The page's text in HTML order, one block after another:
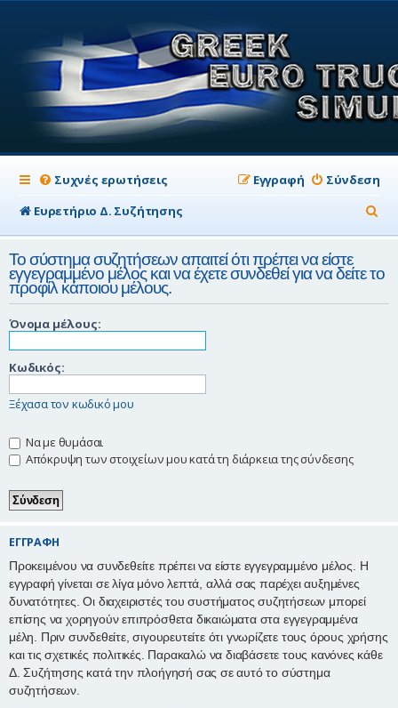
Συχνές ερωτήσεις Σύνδεση
Εγγραφή
Ευρετήριο Δ. Συζήτησης
ν
Το σύστημα συζητήσεων απαιτεί ότι πρέπει να είστε
εγγεγραμμένο μέλος και να έχετε συνδεθεί για να δείτε το
προφίλ κάποιου μέλους.
Όνομα μέλους:
Κωδικός:
Ξέχασα τον κωδικό μου
Να με θυμάσαι
Απόκρυψη των στοιχείων μου κατά τη διάρκεια της σύνδεσης
ΕΓΓΡΑΦΉ
Προκειμένου να συνδεθείτε πρέπει να είστε εγγεγραμμένο μέλος. Η
εγγραφή γίνεται σε λίγα μόνο λεπτά, αλλά σας παρέχει αυξημένες
δυνατότητες. Οι διαχειριστές του συστήματος συζητήσεων μπορεί
επίσης να χορηγούν επιπρόσθετα δικαιώματα στα εγγεγραμμένα
μέλη. Πριν συνδεθείτε, σιγουρευτείτε ότι γνωρίζετε τους όρους χρήσης
και τις σχετικές πολιτικές. Παρακαλώ να διαβάσετε τους κανόνες κάθε
Δ. Συζήτησης κατά την πλοήγησή σας σε αυτό το σύστημα
συζητήσεων.